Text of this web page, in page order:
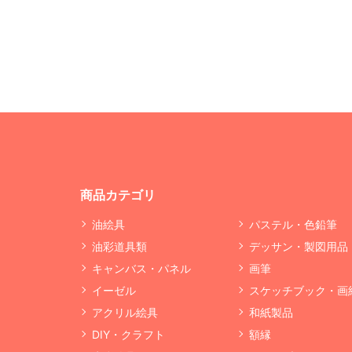
商品カテゴリ
油絵具
油彩道具類
キャンバス・パネル
イーゼル
アクリル絵具
DIY・クラフト
パステル・色鉛筆
デッサン・製図用品
画筆
スケッチブック・画
和紙製品
額縁